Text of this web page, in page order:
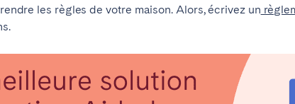
les règles de votre maison. Alors, écrivez un